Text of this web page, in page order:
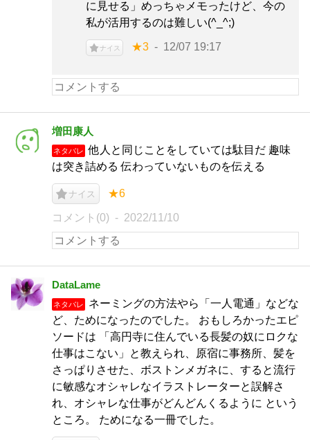
に見せる」めっちゃメモったけど、今の
私が活用するのは難しい(^_^;)
ナイス ★3 12/07 19:17
増田康人
ネタバレ
他人と同じことをしていては駄目だ 趣味
は突き詰める 伝わっていないものを伝える
ナイス ★6
コメント(0) 2022/11/10
DataLame
ネタバレ
ネーミングの方法やら「一人電通」などな
ど、ためになったのでした。 おもしろかったエピ
ソードは 「高円寺に住んでいる長髪の奴にロクな
仕事はこない」と教えられ、原宿に事務所、髪を
さっぱりさせた、ボストンメガネに、すると流行
に敏感なオシャレなイラストレーターと誤解さ
れ、オシャレな仕事がどんどんくるように という
ところ。 ためになる一冊でした。